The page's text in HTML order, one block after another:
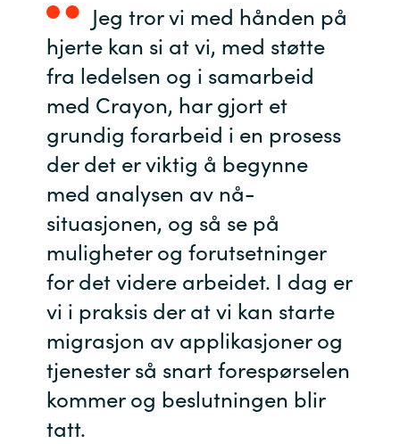
Jeg tror vi med hånden på
hjerte kan si at vi, med støtte
fra ledelsen og i samarbeid
med Crayon, har gjort et
grundig forarbeid i en prosess
der det er viktig å begynne
med analysen av nå-
situasjonen, og så se på
muligheter og forutsetninger
for det videre arbeidet. I dag er
vi i praksis der at vi kan starte
migrasjon av applikasjoner og
tjenester så snart forespørselen
kommer og beslutningen blir
tatt.